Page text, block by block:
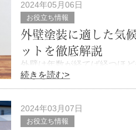
2024年05月06日
お役立ち情報
外壁塗装に適した気
ットを徹底解説
外壁は年数が経てば経つほ
ひび割れやチョーキングが
はお金がかかる工事。
どう
続きを読む>
2024年03月07日
お役立ち情報